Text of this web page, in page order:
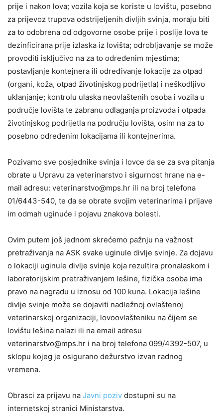
prije i nakon lova; vozila koja se koriste u lovištu, posebno
za prijevoz trupova odstrijeljenih divljih svinja, moraju biti
za to odobrena od odgovorne osobe prije i poslije lova te
dezinficirana prije izlaska iz lovišta; odrobljavanje se može
provoditi isključivo na za to određenim mjestima;
postavljanje kontejnera ili određivanje lokacije za otpad
(organi, koža, otpad životinjskog podrijetla) i neškodljivo
uklanjanje; kontrolu ulaska neovlaštenih osoba i vozila u
područje lovišta te zabranu odlaganja proizvoda i otpada
životinjskog podrijetla na području lovišta, osim na za to
posebno određenim lokacijama ili kontejnerima.
Pozivamo sve posjednike svinja i lovce da se za sva pitanja
obrate u Upravu za veterinarstvo i sigurnost hrane na e-
mail adresu: veterinarstvo@mps.hr ili na broj telefona
01/6443-540, te da se obrate svojim veterinarima i prijave
im odmah uginuće i pojavu znakova bolesti.
Ovim putem još jednom skrećemo pažnju na važnost
pretraživanja na ASK svake uginule divlje svinje. Za dojavu
o lokaciji uginule divlje svinje koja rezultira pronalaskom i
laboratorijskim pretraživanjem lešine, fizička osoba ima
pravo na nagradu u iznosu od 100 kuna. Lokacija lešine
divlje svinje može se dojaviti nadležnoj ovlaštenoj
veterinarskoj organizaciji, lovoovlašteniku na čijem se
lovištu lešina nalazi ili na email adresu
veterinarstvo@mps.hr i na broj telefona 099/4392-507, u
sklopu kojeg je osigurano dežurstvo izvan radnog
vremena.
Obrasci za prijavu na Javni poziv dostupni su na
internetskoj stranici Ministarstva.